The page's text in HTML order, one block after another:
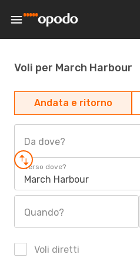
Voli per March Harbour
Andata e ritorno
Da dove?
Verso dove?
March Harbour
Quando?
Voli diretti